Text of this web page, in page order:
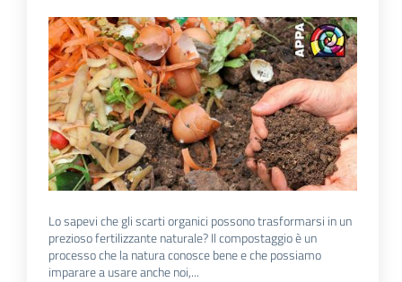
Lo sapevi che gli scarti organici possono trasformarsi in un
prezioso fertilizzante naturale? Il compostaggio è un
processo che la natura conosce bene e che possiamo
imparare a usare anche noi,...